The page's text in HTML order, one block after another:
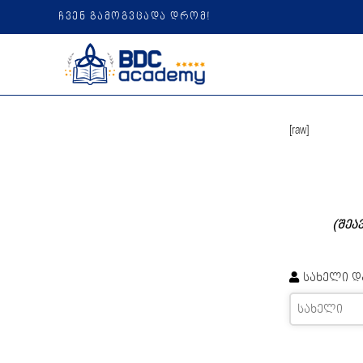
ჩვენ გამოგვცადა დრომ!
[raw]
სახელი